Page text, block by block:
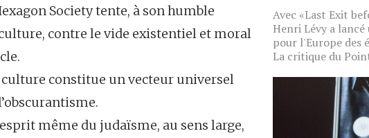
Society tente, à son humble
contre le vide existentiel et moral
constitue un vecteur universel
même du judaïsme, au sens large,
Avec «Last Exit
Henri Lévy a
pour l'Europe des
La critique du